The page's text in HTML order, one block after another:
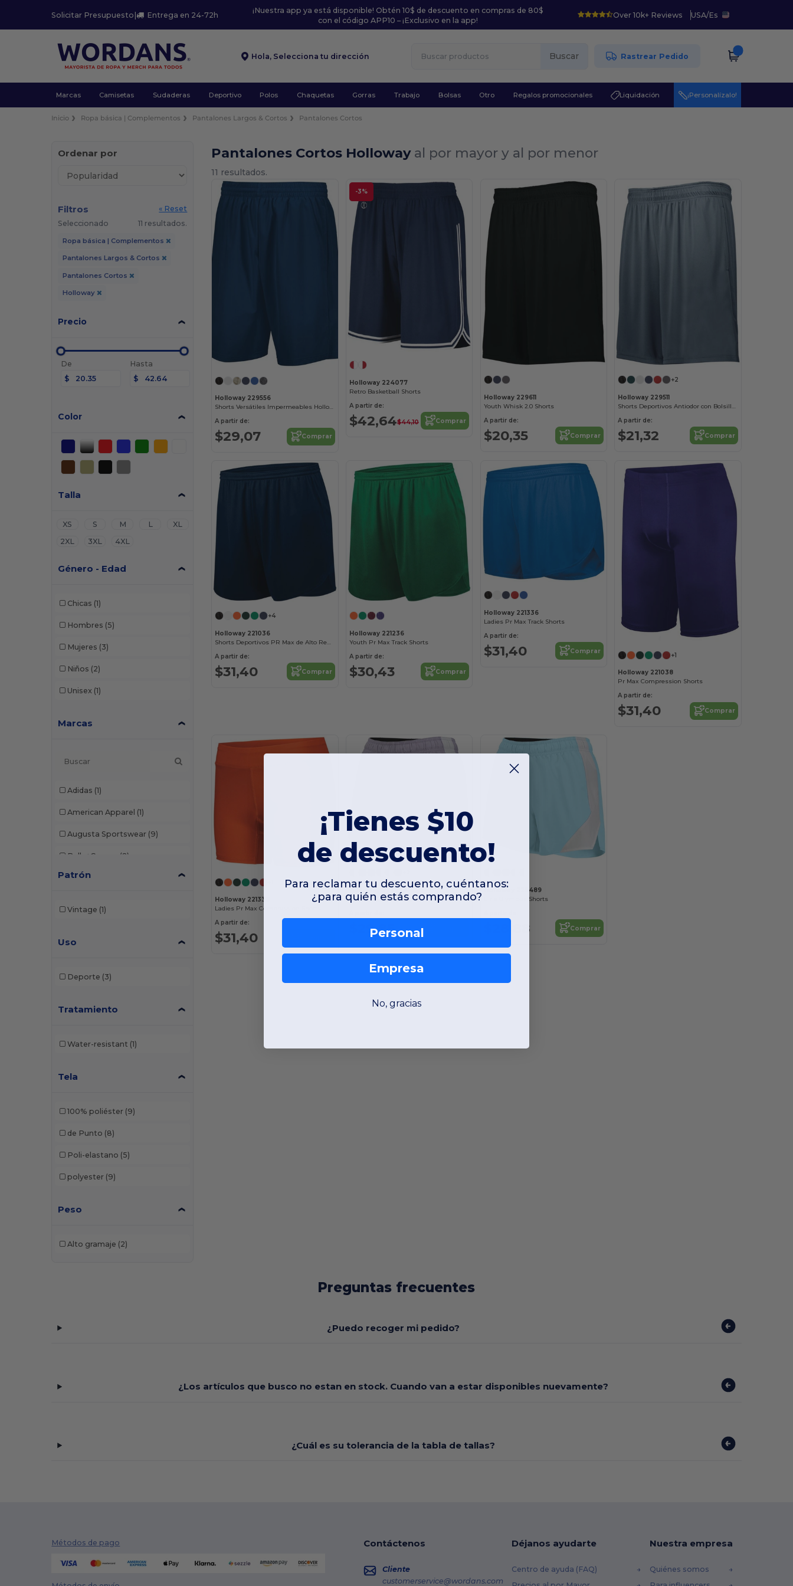
Solicitar Presupuesto | Entrega en 24-72h
¡Nuestra app ya está disponible! Obtén 10$ de descuento en compras de 80$
con el código APP10 – ¡Exclusivo en la app!
Over 10k+ Reviews USA/Es
Hola, Selecciona tu dirección Buscar Rastrear Pedido
Marcas Camisetas Sudaderas Deportivo Polos Chaquetas Gorras Trabajo Bolsas Otro Regalos promocionales Liquidación ¡Personalízalo!
Inicio Ropa básica | Complementos Pantalones Largos & Cortos Pantalones Cortos
Ordenar por
Filtros
« Reset
Seleccionado
11 resultados.
Ropa básica | Complementos
Pantalones Largos & Cortos
Pantalones Cortos
Holloway
Precio
De
$
Hasta
$
Color
Talla
XS S M L
XL
2XL
3XL 4XL
Género - Edad
Chicas (1)
Hombres (5)
Mujeres (3)
Niños (2)
Unisex (1)
Marcas
Adidas (1)
American Apparel (1)
Augusta Sportswear (9)
Bella+Canvas (2)
Boxercraft
Comfort Colors
Independent Trading Co.
Original Favorites
Swannies
Patrón
Vintage (1)
Uso
Deporte (3)
Tratamiento
Water-resistant (1)
Tela
100% poliéster (9)
de Punto (8)
Poli-elastano (5)
polyester (9)
Peso
Alto gramaje (2)
Pantalones Cortos Holloway al por mayor y al por menor
11 resultados.
Holloway 229556
Shorts Versátiles Impermeables Holloway
A partir de:
$29,07 Comprar
-3%
Holloway 224077
Retro Basketball Shorts
A partir de:
$42,64$44,10 Comprar
Holloway 229611
Youth Whisk 2.0 Shorts
A partir de:
$20,35 Comprar
+2
Holloway 229511
Shorts Deportivos Antiodor con Bolsillos Laterales
A partir de:
$21,32 Comprar
+4
Holloway 221036
Shorts Deportivos PR Max de Alto Rendimiento
A partir de:
$31,40 Comprar
Holloway 221236
Youth Pr Max Track Shorts
A partir de:
$30,43 Comprar
Holloway 221336
Ladies Pr Max Track Shorts
A partir de:
$31,40 Comprar
+1
Holloway 221038
Pr Max Compression Shorts
A partir de:
$31,40 Comprar
Holloway 221338
Ladies Pr Max Compression Shorts
A partir de:
$31,40
Holloway 229389
Ladies Olympus Shorts
$29,85
Holloway 229489
Girls Olympus Shorts
$28,88 Comprar
Preguntas frecuentes
¿Puedo recoger mi pedido?
¿Los artículos que busco no estan en stock. Cuando van a estar disponibles nuevamente?
¿Cuál es su tolerancia de la tabla de tallas?
Métodos de pago Contáctenos
Cliente
customerservice@wordans.com
Déjanos ayudarte
Centro de ayuda (FAQ)
Nuestra empresa
Quiénes somos
¡Tienes $10
de descuento!
Para reclamar tu descuento, cuéntanos:
¿para quién estás comprando?
Personal
Empresa
No, gracias